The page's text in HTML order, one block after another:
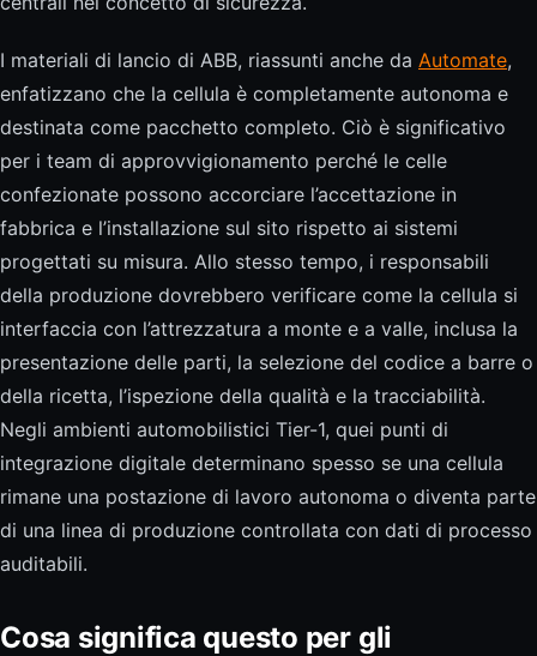
I materiali di lancio di ABB, riassunti anche da Automate,
enfatizzano che la cellula è completamente autonoma e
destinata come pacchetto completo. Ciò è significativo
per i team di approvvigionamento perché le celle
confezionate possono accorciare l’accettazione in
fabbrica e l’installazione sul sito rispetto ai sistemi
progettati su misura. Allo stesso tempo, i responsabili
della produzione dovrebbero verificare come la cellula si
interfaccia con l’attrezzatura a monte e a valle, inclusa la
presentazione delle parti, la selezione del codice a barre o
della ricetta, l’ispezione della qualità e la tracciabilità.
Negli ambienti automobilistici Tier-1, quei punti di
integrazione digitale determinano spesso se una cellula
rimane una postazione di lavoro autonoma o diventa parte
di una linea di produzione controllata con dati di processo
auditabili.
Cosa significa questo per gli